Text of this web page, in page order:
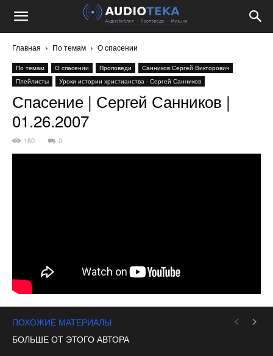
Главная По темам О спасении
По темам О спасении Проповеди
Санников Сергей Викторович
Плейлисты
Уроки истории христианства - Сергей Санников
Спасение | Сергей Санников |
01.26.2007
160 0
ПОХОЖИЕ МАТЕРИАЛЫ
БОЛЬШЕ ОТ ЭТОГО АВТОРА